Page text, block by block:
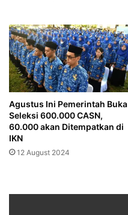
Agustus Ini Pemerintah Buka
Seleksi 600.000 CASN,
60.000 akan Ditempatkan di
IKN
12 August 2024